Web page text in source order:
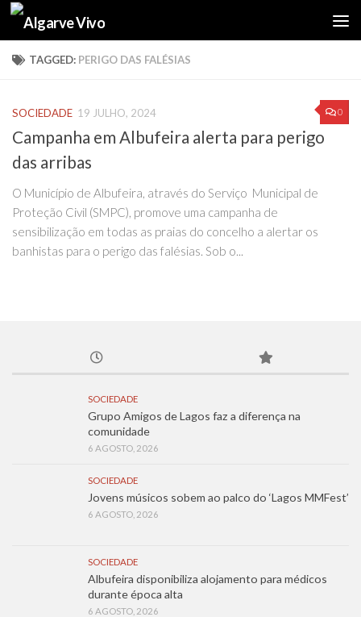
Skip to content
TAGGED: PERIGO DAS FALÉSIAS
0
SOCIEDADE 19 JULHO, 2024
Campanha em Albufeira alerta para perigo
das arribas
O Município de Albufeira, através do Serviço Municipal de
Proteção Civil (SMPC), promove uma campanha de
sensibilização em todas as praias do concelho a alertar os
banhistas para o perigo das falésias. Sob o...
SOCIEDADE
Grupo Amigos de Lagos faz a diferença na
comunidade
6 AGOSTO, 2026
SOCIEDADE
Jovens músicos sobem ao palco do ‘Lagos MMFest’
6 AGOSTO, 2026
SOCIEDADE
Albufeira disponibiliza alojamento para médicos
durante época alta
6 AGOSTO, 2026